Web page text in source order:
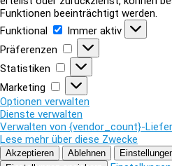
Funktionen beeinträchtigt werden.
Funktional
Funktional
Immer aktiv
Präferenzen
Präferenzen
Statistiken
Statistiken
Marketing
Marketing
Optionen verwalten
Dienste verwalten
Verwalten von {vendor_count}-
Lese mehr über diese Zwecke
Akzeptieren Ablehnen